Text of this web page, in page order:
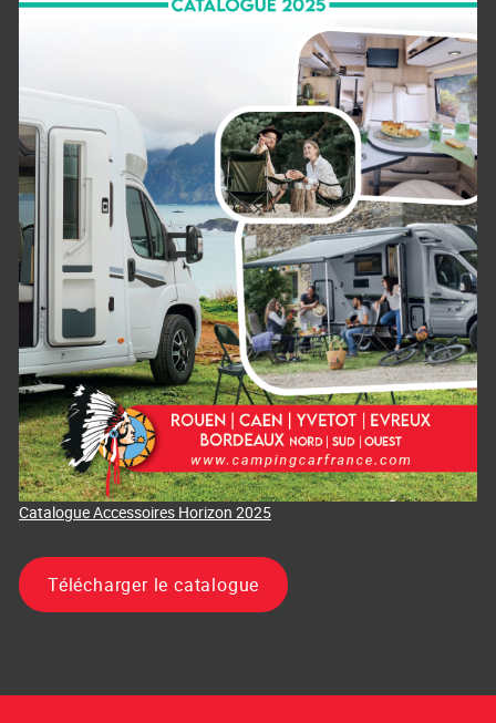
Catalogue Accessoires Horizon 2025
Télécharger le catalogue